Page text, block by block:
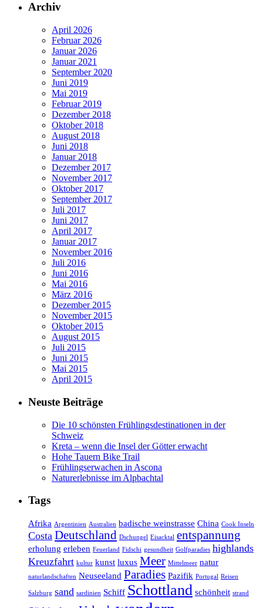
Archiv
April 2026
Februar 2026
Januar 2026
Januar 2021
September 2020
Juni 2019
Mai 2019
Februar 2019
Dezember 2018
Oktober 2018
August 2018
Juni 2018
Januar 2018
Dezember 2017
November 2017
Oktober 2017
September 2017
Juli 2017
Juni 2017
April 2017
Januar 2017
November 2016
Juli 2016
Juni 2016
Mai 2016
März 2016
Dezember 2015
November 2015
Oktober 2015
August 2015
Juli 2015
Juni 2015
Mai 2015
April 2015
Neuste Beiträge
Die 10 schönsten Frühlingsdestinationen in der
Schweiz
Kreta – wenn die Insel der Götter erwacht
Hohe Tauern Bike Trail
Frühlingserwachen in Ascona
Naturerlebnisse im Alpbachtal
Tags
Afrika Argentinien Australien badische weinstrasse China Cook Inseln
Costa Deutschland Dschungel Eisacktal entspannung
erholung erleben Feuerland Fidschi gesundheit Golfparadies highlands
Kreuzfahrt kultur kunst luxus Meer Mittelmeer natur
naturlandschaften Neuseeland Paradies Pazifik Portugal Reisen
Salzburg sand sardinien Schiff Schottland schönheit strand